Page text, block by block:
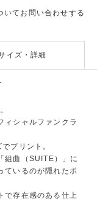
いてお問い合わせする
イズ・詳細
ィシャルファンクラ
プリント。
組曲（SUITE）」に
ているのが隠れたポ
で存在感のある仕上